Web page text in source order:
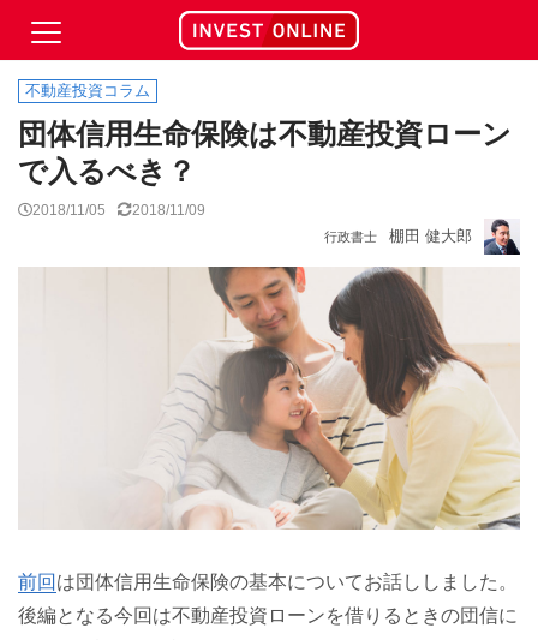
不動産投資コラム
団体信用生命保険は不動産投資ローン
で入るべき？
2018/11/05 2018/11/09
行政書士 棚田 健大郎
前回 は団体信用生命保険の基本についてお話ししました。
後編となる今回は不動産投資ローンを借りるときの団信に